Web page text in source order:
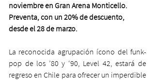
noviembre en Gran Arena Monticello.
Preventa, con un 20% de descuento,
desde el 28 de marzo.
La reconocida agrupación ícono del funk-
pop de los ’80 y ‘90, Level 42, estará de
regreso en Chile para ofrecer un imperdible